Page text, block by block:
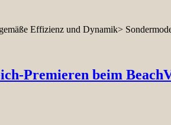
Effizienz und Dynamik>
Premieren beim